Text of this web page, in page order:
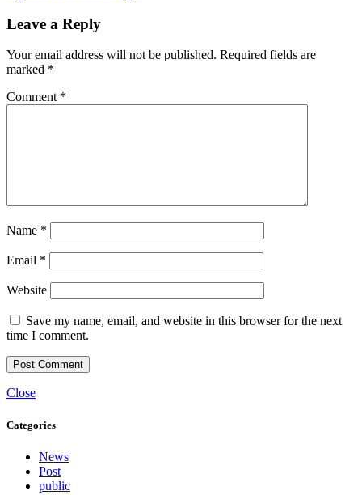
Leave a Reply
Your email address will not be published. Required fields are
marked *
Comment *
Name *
Email *
Website
Save my name, email, and website in this browser for the next
time I comment.
Close
Categories
News
Post
public